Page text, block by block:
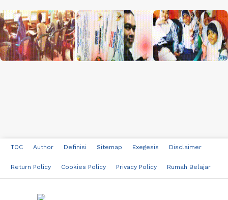
TOC Author Definisi Sitemap Exegesis Disclaimer
Return Policy Cookies Policy Privacy Policy Rumah Belajar